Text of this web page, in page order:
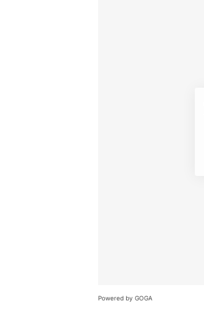
Powered by GOGA